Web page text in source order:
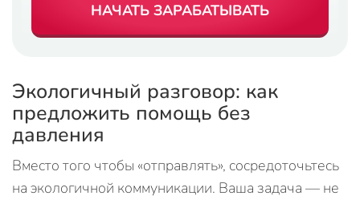
НАЧАТЬ ЗАРАБАТЫВАТЬ
Экологичный разговор: как
предложить помощь без
давления
Вместо того чтобы «отправлять», сосредоточьтесь
на экологичной коммуникации. Ваша задача — не